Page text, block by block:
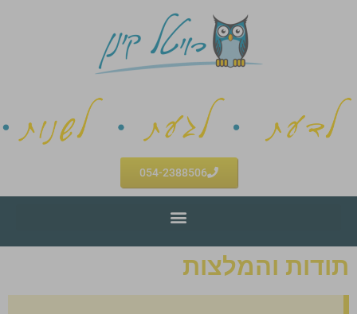
054-2388506
תודות והמלצות